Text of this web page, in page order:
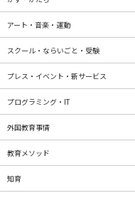
アート・音楽・運動
スクール・ならいごと・受験
プレス・イベント・新サービス
プログラミング・IT
外国教育事情
教育メソッド
知育